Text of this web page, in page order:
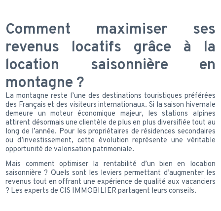
Comment maximiser ses
revenus locatifs grâce à la
location saisonnière en
montagne ?
La montagne reste l’une des destinations touristiques préférées
des Français et des visiteurs internationaux. Si la saison hivernale
demeure un moteur économique majeur, les stations alpines
attirent désormais une clientèle de plus en plus diversifiée tout au
long de l’année. Pour les propriétaires de résidences secondaires
ou d’investissement, cette évolution représente une véritable
opportunité de valorisation patrimoniale.
Mais comment optimiser la rentabilité d’un bien en location
saisonnière ? Quels sont les leviers permettant d’augmenter les
revenus tout en offrant une expérience de qualité aux vacanciers
? Les experts de CIS IMMOBILIER partagent leurs conseils.